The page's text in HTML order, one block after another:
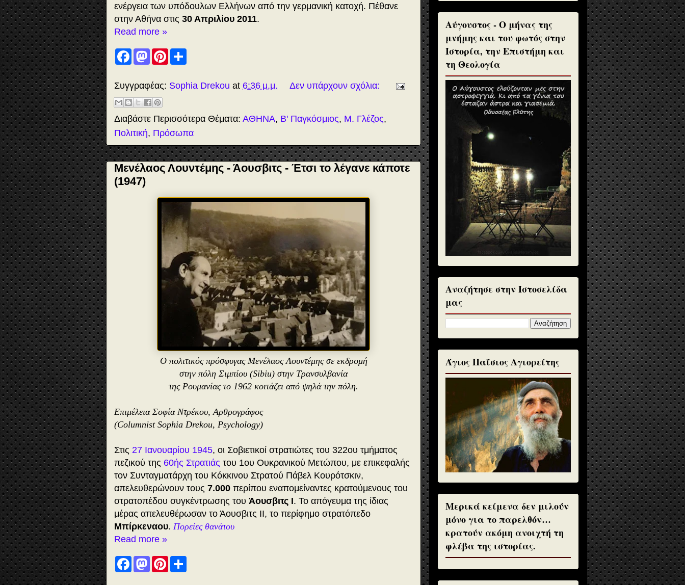
ενέργεια των υπόδουλων Ελλήνων από την γερμανική κατοχή. Πέθανε
στην Αθήνα στις 30 Απριλίου 2011.
Read more »
F
a
b
o
o
k
M
a
o
o
n
P
e
t
e
Συγγραφέας: Sophia Drekou at 6:36 μ.μ. Δεν υπάρχουν σχόλια:
Διαβάστε Περισσότερα Θέματα: ΑΘΗΝΑ, Β' Παγκόσμιος, Μ. Γλέζος,
Πολιτική, Πρόσωπα
Μενέλαος Λουντέμης - Άουσβιτς - Έτσι το λέγανε κάποτε
(1947)
Ο πολιτικός πρόσφυγας Μενέλαος Λουντέμης σε εκδρομή
στην πόλη Σιμπίου (Sibiu) στην Τρανσυλβανία
της Ρουμανίας το 1962 κοιτάζει από ψηλά την πόλη.
Επιμέλεια Σοφία Ντρέκου, Αρθρογράφος
(Columnist Sophia Drekou, Psychology)
Στις 27 Ιανουαρίου 1945, οι Σοβιετικοί στρατιώτες του 322ου τμήματος
πεζικού της 60ής Στρατιάς του 1ου Ουκρανικού Μετώπου, με επικεφαλής
τον Συνταγματάρχη του Κόκκινου Στρατού Πάβελ Κουρότσκιν,
απελευθερώνουν τους 7.000 περίπου εναπομείναντες κρατούμενους του
στρατοπέδου συγκέντρωσης του Άουσβιτς Ι. Το απόγευμα της ίδιας
μέρας απελευθέρωσαν το Άουσβιτς ΙΙ, το περίφημο στρατόπεδο
Μπίρκεναου. Πορείες θανάτου
Read more »
F
a
M
a
P
Αύγουστος - Ο μήνας της
μνήμης και του φωτός στην
Ιστορία, την Επιστήμη και
τη Θεολογία
Αναζήτησε στην Ιστοσελίδα
μας
Άγιος Παΐσιος Αγιορείτης
Μερικά κείμενα δεν μιλούν
μόνο για το παρελθόν…
κρατούν ακόμη ανοιχτή τη
φλέβα της ιστορίας.